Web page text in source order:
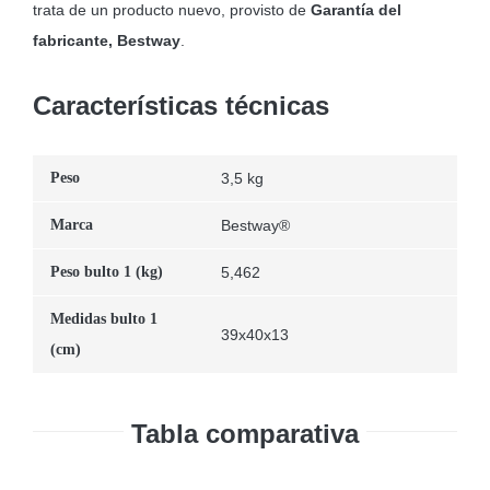
trata de un producto nuevo, provisto de Garantía del
fabricante, Bestway.
Características técnicas
Peso 3,5 kg
Marca Bestway®
Peso bulto 1 (kg) 5,462
Medidas bulto 1
(cm)
39x40x13
Tabla comparativa